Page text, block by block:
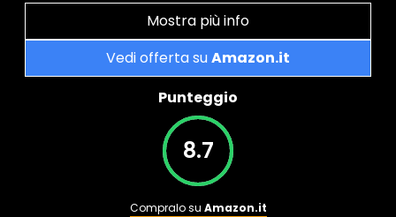
Mostra più info
Vedi offerta suAmazon.it
Punteggio
8.7
Compralo su Amazon.it